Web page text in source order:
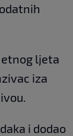
ljeta
iza
i dodao